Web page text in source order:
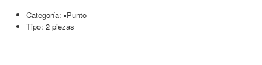
Categoría: ▪︎Punto
Tipo: 2 piezas